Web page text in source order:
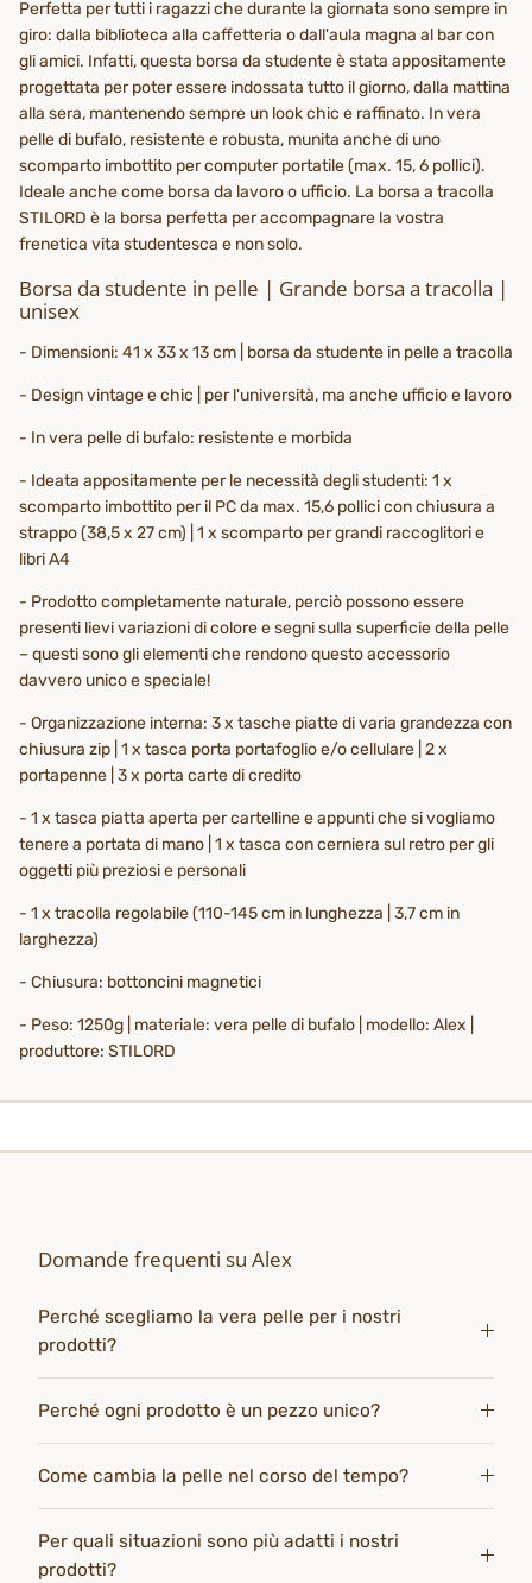
Perfetta per tutti i ragazzi che durante la giornata sono sempre in
giro: dalla biblioteca alla caffetteria o dall'aula magna al bar con
gli amici. Infatti, questa borsa da studente è stata appositamente
progettata per poter essere indossata tutto il giorno, dalla mattina
alla sera, mantenendo sempre un look chic e raffinato. In vera
pelle di bufalo, resistente e robusta, munita anche di uno
scomparto imbottito per computer portatile (max. 15, 6 pollici).
Ideale anche come borsa da lavoro o ufficio. La borsa a tracolla
STILORD è la borsa perfetta per accompagnare la vostra
frenetica vita studentesca e non solo.
Borsa da studente in pelle | Grande borsa a tracolla |
unisex
- Dimensioni: 41 x 33 x 13 cm | borsa da studente in pelle a tracolla
- Design vintage e chic | per l'università, ma anche ufficio e lavoro
- In vera pelle di bufalo: resistente e morbida
- Ideata appositamente per le necessità degli studenti: 1 x
scomparto imbottito per il PC da max. 15,6 pollici con chiusura a
strappo (38,5 x 27 cm) | 1 x scomparto per grandi raccoglitori e
libri A4
- Prodotto completamente naturale, perciò possono essere
presenti lievi variazioni di colore e segni sulla superficie della pelle
– questi sono gli elementi che rendono questo accessorio
davvero unico e speciale!
- Organizzazione interna: 3 x tasche piatte di varia grandezza con
chiusura zip | 1 x tasca porta portafoglio e/o cellulare | 2 x
portapenne | 3 x porta carte di credito
- 1 x tasca piatta aperta per cartelline e appunti che si vogliamo
tenere a portata di mano | 1 x tasca con cerniera sul retro per gli
oggetti più preziosi e personali
- 1 x tracolla regolabile (110-145 cm in lunghezza | 3,7 cm in
larghezza)
- Chiusura: bottoncini magnetici
- Peso: 1250g | materiale: vera pelle di bufalo | modello: Alex |
produttore: STILORD
Domande frequenti su Alex
Perché scegliamo la vera pelle per i nostri
prodotti?
Perché ogni prodotto è un pezzo unico?
Come cambia la pelle nel corso del tempo?
Per quali situazioni sono più adatti i nostri
prodotti?